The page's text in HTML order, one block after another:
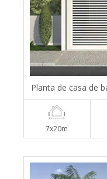
Planta de casa de
7x20m